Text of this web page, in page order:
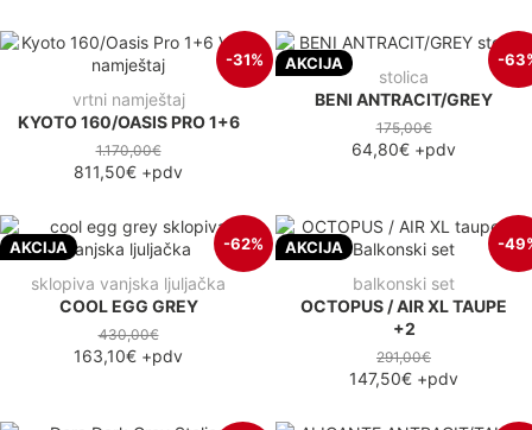
-31%
vrtni namještaj
KYOTO 160/OASIS PRO 1+6
1.170,00€
811,50€ +pdv
AKCIJA -
stolica
BENI ANTRACIT/GREY
175,00€
64,80€ +pdv
AKCIJA -62%
sklopiva vanjska ljuljačka
COOL EGG GREY
430,00€
163,10€ +pdv
AKCIJA -
balkonski set
OCTOPUS / AIR XL TAUPE
+2
291,00€
147,50€ +pdv